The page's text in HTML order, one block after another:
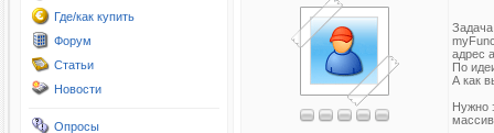
Где/как купить
Форум
Статьи
Новости
Опросы
адрес
По
А как
Нужно